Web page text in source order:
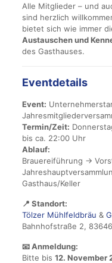
Alle Mitglieder – und
sind herzlich
bietet sich wie immer
Austauschen und
des Gasthauses.
Eventdetails
Event:
Termin/Zeit:
bis ca. 22:00 Uhr
Ablauf:
Brauereiführung →
Gasthaus/Keller
📍 Standort:
Tölzer Mühlfeldbräu &
Bahnhofstraße 2,
📧 Anmeldung:
Bitte bis 12. November